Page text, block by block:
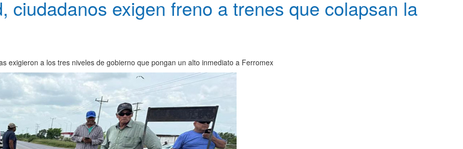
ciudadanos exigen freno a trenes que colapsan la
exigieron a los tres niveles de gobierno que pongan un alto inmediato a Ferromex